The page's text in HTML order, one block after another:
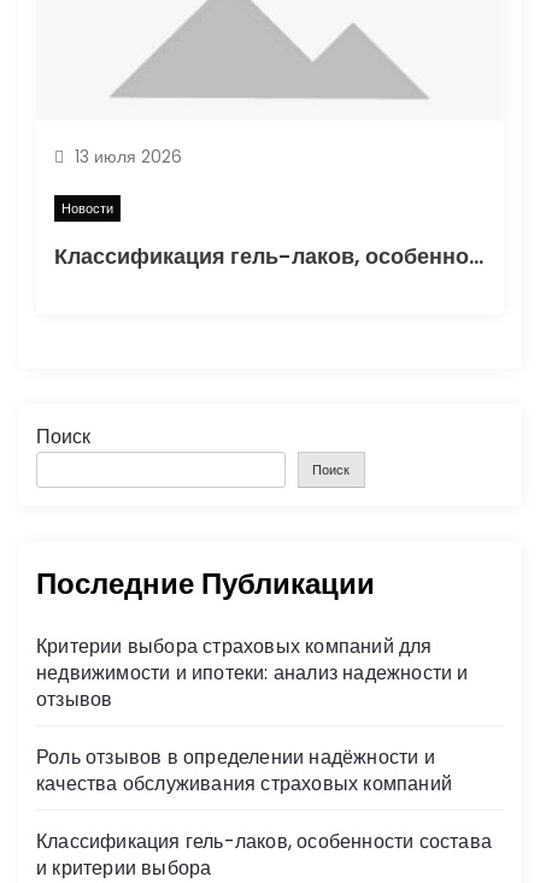
13 июля 2026
Новости
Классификация гель-лаков, особенности состава и критерии выбора
Поиск
Поиск
Последние Публикации
Критерии выбора страховых компаний для
недвижимости и ипотеки: анализ надежности и
отзывов
Роль отзывов в определении надёжности и
качества обслуживания страховых компаний
Классификация гель-лаков, особенности состава
и критерии выбора